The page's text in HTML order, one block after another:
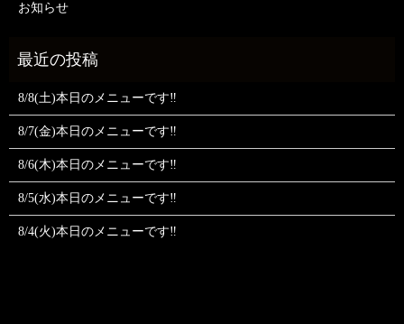
お知らせ
8/8(土)本日のメニューです‼️
8/7(金)本日のメニューです‼️
8/6(木)本日のメニューです‼️
8/5(水)本日のメニューです‼️
8/4(火)本日のメニューです‼️